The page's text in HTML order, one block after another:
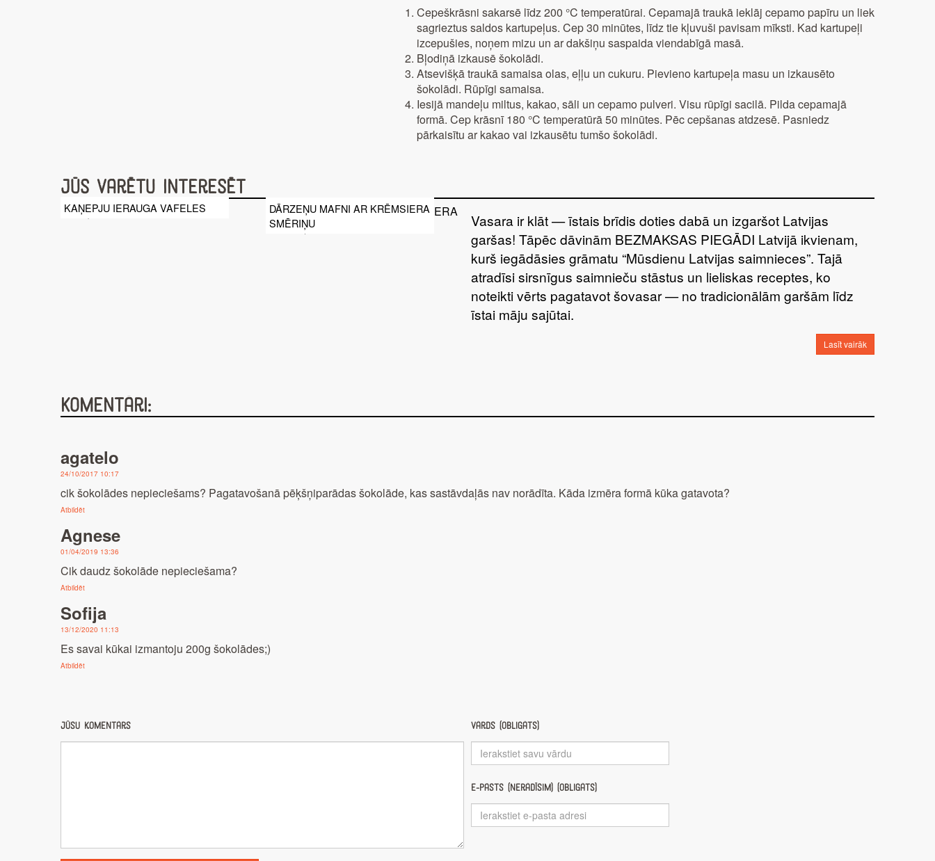
Cepeškrāsni sakarsē līdz 200 °C temperatūrai. Cepamajā traukā ieklāj cepamo papīru un liek
sagrieztus saldos kartupeļus. Cep 30 minūtes, līdz tie kļuvuši pavisam mīksti. Kad kartupeļi
izcepušies, noņem mizu un ar dakšiņu saspaida viendabīgā masā.
Bļodiņā izkausē šokolādi.
Atsevišķā traukā samaisa olas, eļļu un cukuru. Pievieno kartupeļa masu un izkausēto
šokolādi. Rūpīgi samaisa.
Iesijā mandeļu miltus, kakao, sāli un cepamo pulveri. Visu rūpīgi sacilā. Pilda cepamajā
formā. Cep krāsnī 180 °C temperatūrā 50 minūtes. Pēc cepšanas atdzesē. Pasniedz
pārkaisītu ar kakao vai izkausētu tumšo šokolādi.
Jūs varētu interesēt
KAŅEPJU IERAUGA VAFELES
DĀRZEŅU MAFNI AR KRĒMSIERA
SMĒRIŅU
Vasara ir klāt — īstais brīdis doties dabā un izgaršot Latvijas
garšas! Tāpēc dāvinām BEZMAKSAS PIEGĀDI Latvijā ikvienam,
kurš iegādāsies grāmatu “Mūsdienu Latvijas saimnieces”. Tajā
atradīsi sirsnīgus saimnieču stāstus un lieliskas receptes, ko
noteikti vērts pagatavot šovasar — no tradicionālām garšām līdz
īstai māju sajūtai.
Lasīt vairāk
Komentāri:
agatelo
24/10/2017 10:17
cik šokolādes nepieciešams? Pagatavošanā pēķšņiparādas šokolāde, kas sastāvdaļās nav norādīta. Kāda izmēra formā kūka gatavota?
Atbildēt
Agnese
01/04/2019 13:36
Cik daudz šokolāde nepieciešama?
Atbildēt
Sofija
13/12/2020 11:13
Es savai kūkai izmantoju 200g šokolādes;)
Atbildēt
Jūsu komentārs Vārds (obligāts)
E-pasts (nerādīsim) (obligāts)